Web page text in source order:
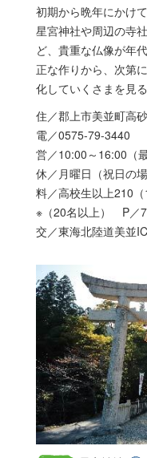
初期から晩年にかけ
星宮神社や周辺の寺
ど、貴重な仏像が年
正な作りから、次第
化していくさまを見
住／郡上市美並町高
電／0575-79-3440
営／10:00～16:00（
休／月曜日（祝日の
料／高校生以上210
※（20名以上） P／
交／東海北陸道美並